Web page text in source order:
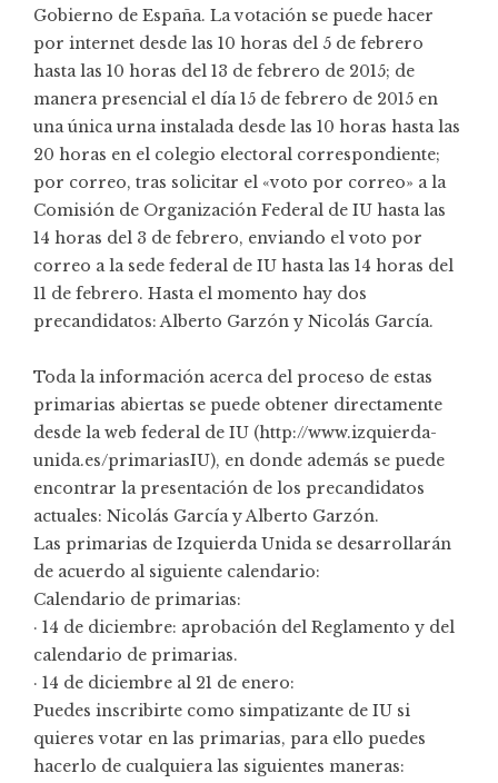
Gobierno de España. La votación se puede hacer
por internet desde las 10 horas del 5 de febrero
hasta las 10 horas del 13 de febrero de 2015; de
manera presencial el día 15 de febrero de 2015 en
una única urna instalada desde las 10 horas hasta las
20 horas en el colegio electoral correspondiente;
por correo, tras solicitar el «voto por correo» a la
Comisión de Organización Federal de IU hasta las
14 horas del 3 de febrero, enviando el voto por
correo a la sede federal de IU hasta las 14 horas del
11 de febrero. Hasta el momento hay dos
precandidatos: Alberto Garzón y Nicolás García.
Toda la información acerca del proceso de estas
primarias abiertas se puede obtener directamente
desde la web federal de IU (http://www.izquierda-
unida.es/primariasIU), en donde además se puede
encontrar la presentación de los precandidatos
actuales: Nicolás García y Alberto Garzón.
Las primarias de Izquierda Unida se desarrollarán
de acuerdo al siguiente calendario:
Calendario de primarias:
· 14 de diciembre: aprobación del Reglamento y del
calendario de primarias.
· 14 de diciembre al 21 de enero:
Puedes inscribirte como simpatizante de IU si
quieres votar en las primarias, para ello puedes
hacerlo de cualquiera las siguientes maneras: